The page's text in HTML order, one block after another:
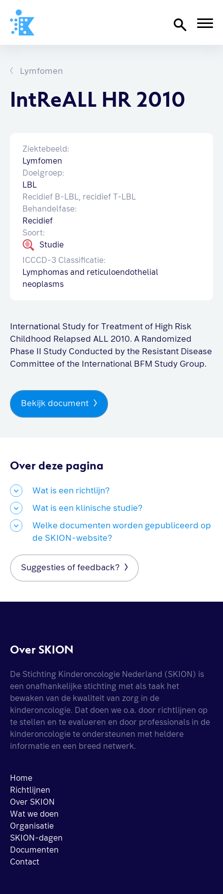
Lymfomen
IntReALL HR 2010
Ziektebeeld:
Lymfomen
Doelgroep:
LBL
Recidief B-LBL, recidief T-LBL
Behandelfase:
Recidief
Soort:
Studie
ICCCD-3 Classificatie:
Lymphomas and reticuloendothelial
neoplasms
International Study for Treatment of High Risk
Childhood Relapsed ALL 2010. A Randomized
Phase II Study Conducted by the Resistant Disease
Committee of the International BFM Study Group.
Bekijk document
Over deze pagina
Wat is een richtlijn?
Wat is een klinische studie?
Welke documenten worden gepubliceerd op
de SKION-website?
Suggesties of feedback?
Over SKION
De Stichting Kinderoncologie Nederland (SKION) is
een onafhankelijke stichting met als taak het
bewaken van de kwaliteit van zorg in de
kinderoncologie. Dat doen we o.a. door richtlijnen op
te stellen en te evalueren en door professionals in de
kinderoncologie te ondersteunen met heldere
informatie en een breed netwerk.
Home
Richtlijnen
Over SKION
Wat we doen
Organisatie
SKION-dagen
Documenten
Contact
Richtlijnen
Over SKION
Documenten
SKION-dagen
Steun ons
Contact